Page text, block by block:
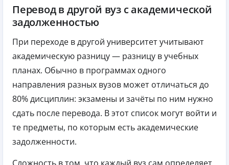
Перевод в другой вуз с академической
задолженностью
При переходе в другой университет учитывают
академическую разницу — разницу в учебных
планах. Обычно в программах одного
направления разных вузов может отличаться до
80% дисциплин: экзамены и зачёты по ним нужно
сдать после перевода. В этот список могут войти и
те предметы, по которым есть академические
задолженности.